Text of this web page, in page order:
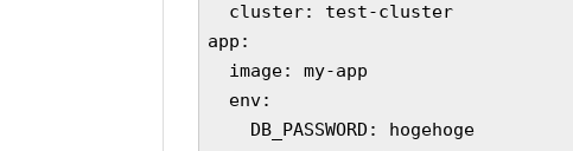
  cluster: test-cluster
app:
  image: my-app
  env:
    DB_PASSWORD: hogehoge